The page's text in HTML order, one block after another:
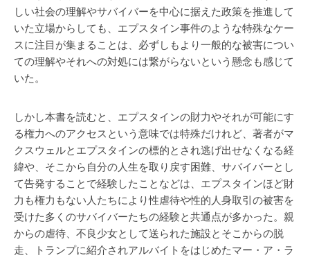
しい社会の理解やサバイバーを中心に据えた政策を推進して
いた立場からしても、エプスタイン事件のような特殊なケー
スに注目が集まることは、必ずしもより一般的な被害につい
ての理解やそれへの対処には繋がらないという懸念も感じて
いた。
しかし本書を読むと、エプスタインの財力やそれが可能にす
る権力へのアクセスという意味では特殊だけれど、著者がマ
クスウェルとエプスタインの標的とされ逃げ出せなくなる経
緯や、そこから自分の人生を取り戻す困難、サバイバーとし
て告発することで経験したことなどは、エプスタインほど財
力も権力もない人たちにより性虐待や性的人身取引の被害を
受けた多くのサバイバーたちの経験と共通点が多かった。親
からの虐待、不良少女として送られた施設とそこからの脱
走、トランプに紹介されアルバイトをはじめたマー・ア・ラ